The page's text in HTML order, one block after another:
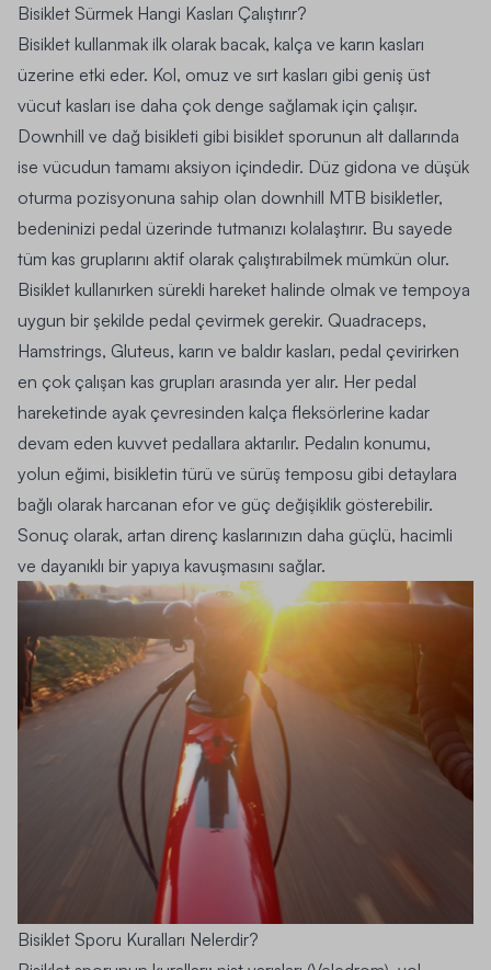
Bisiklet Sürmek Hangi Kasları Çalıştırır?
Bisiklet kullanmak ilk olarak bacak, kalça ve karın kasları
üzerine etki eder. Kol, omuz ve sırt kasları gibi geniş üst
vücut kasları ise daha çok denge sağlamak için çalışır.
Downhill ve dağ bisikleti gibi bisiklet sporunun alt dallarında
ise vücudun tamamı aksiyon içindedir. Düz gidona ve düşük
oturma pozisyonuna sahip olan downhill MTB bisikletler,
bedeninizi pedal üzerinde tutmanızı kolalaştırır. Bu sayede
tüm kas gruplarını aktif olarak çalıştırabilmek mümkün olur.
Bisiklet kullanırken sürekli hareket halinde olmak ve tempoya
uygun bir şekilde pedal çevirmek gerekir. Quadraceps,
Hamstrings, Gluteus, karın ve baldır kasları, pedal çevirirken
en çok çalışan kas grupları arasında yer alır. Her pedal
hareketinde ayak çevresinden kalça fleksörlerine kadar
devam eden kuvvet pedallara aktarılır. Pedalın konumu,
yolun eğimi, bisikletin türü ve sürüş temposu gibi detaylara
bağlı olarak harcanan efor ve güç değişiklik gösterebilir.
Sonuç olarak, artan direnç kaslarınızın daha güçlü, hacimli
ve dayanıklı bir yapıya kavuşmasını sağlar.
Bisiklet Sporu Kuralları Nelerdir?